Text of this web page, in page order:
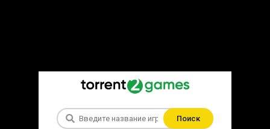
Поиск